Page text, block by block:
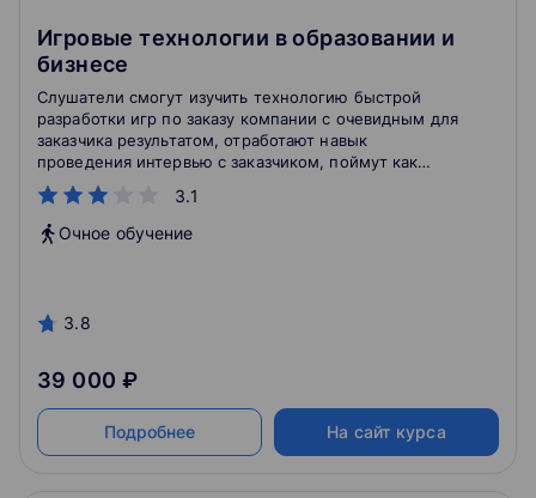
Игровые технологии в образовании и
бизнесе
3.1
Слушатели смогут изучить технологию быстрой
разработки игр по заказу компании с очевидным для
заказчика результатом, отработают навык
проведения интервью с заказчиком, поймут как
использовать алгоритм разработки авторской игры
для бизнес-целей, получат инструменты для
проведения игр с большими группами, освоят
шаблон разработки игры для актуальных задач
Очное обучение
3.8
39 000 ₽
Подробнее На сайт курса